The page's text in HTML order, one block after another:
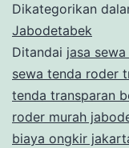
Dikategorikan
Jabodetabek
Ditandai jasa
sewa tenda roder
tenda transparan
roder murah
biaya ongkir